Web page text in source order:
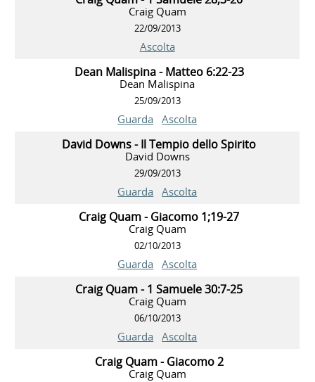
Craig Quam
22/09/2013
Ascolta
Dean Malispina - Matteo 6:22-23
Dean Malispina
25/09/2013
Guarda Ascolta
David Downs - Il Tempio dello Spirito
David Downs
29/09/2013
Guarda Ascolta
Craig Quam - Giacomo 1;19-27
Craig Quam
02/10/2013
Guarda Ascolta
Craig Quam - 1 Samuele 30:7-25
Craig Quam
06/10/2013
Guarda Ascolta
Craig Quam - Giacomo 2
Craig Quam